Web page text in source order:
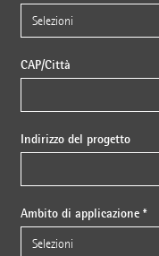
CAP/Città
Indirizzo del progetto
Ambito di applicazione *